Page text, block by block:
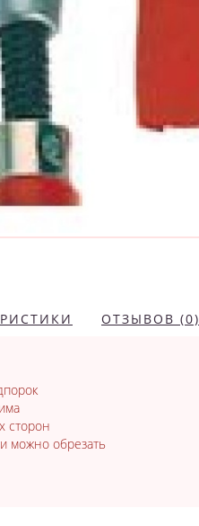
ОТЗЫВОВ (0)
сторон
можно обрезать